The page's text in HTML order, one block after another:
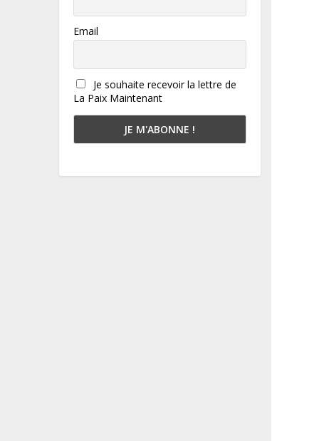
Email
Je souhaite recevoir la lettre de
La Paix Maintenant